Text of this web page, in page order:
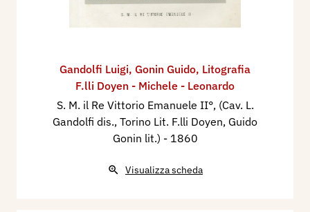
Gandolfi Luigi, Gonin Guido, Litografia
F.lli Doyen - Michele - Leonardo
S. M. il Re Vittorio Emanuele II°, (Cav. L.
Gandolfi dis., Torino Lit. F.lli Doyen, Guido
Gonin lit.) - 1860
Visualizza scheda